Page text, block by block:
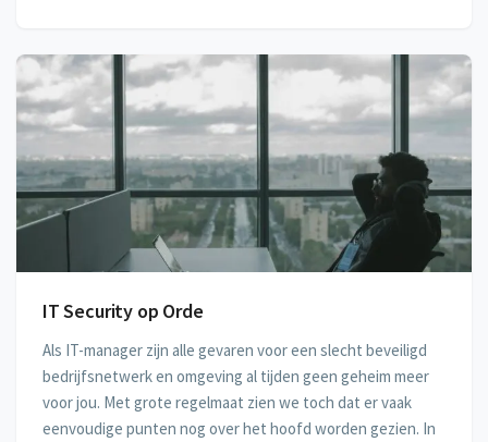
IT Security op Orde
Als IT-manager zijn alle gevaren voor een slecht beveiligd
bedrijfsnetwerk en omgeving al tijden geen geheim meer
voor jou. Met grote regelmaat zien we toch dat er vaak
eenvoudige punten nog over het hoofd worden gezien. In